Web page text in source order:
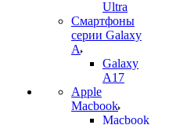
Ultra
Смартфоны
серии Galaxy
A
Galaxy
A17
Apple
Macbook
Macbook